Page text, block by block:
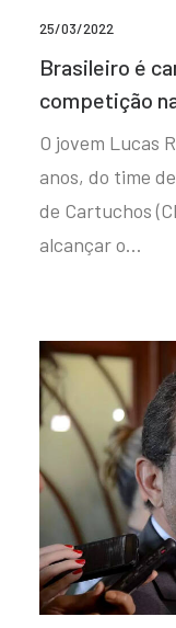
25/03/2022
Brasileiro é
competição
O jovem Lucas
anos, do time
de Cartuchos
alcançar o…